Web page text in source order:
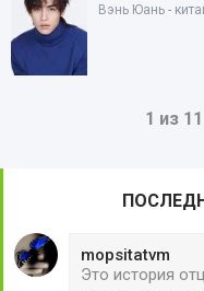
Вэнь Юань -
1 из 11
mopsitatvm
Это история